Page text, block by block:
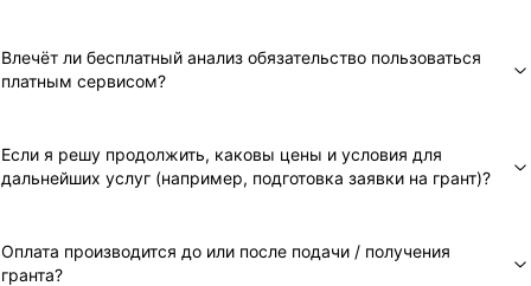
Влечёт ли бесплатный анализ обязательство пользоваться
платным сервисом?
Если я решу продолжить, каковы цены и условия для
дальнейших услуг (например, подготовка заявки на грант)?
Оплата производится до или после подачи / получения
гранта?